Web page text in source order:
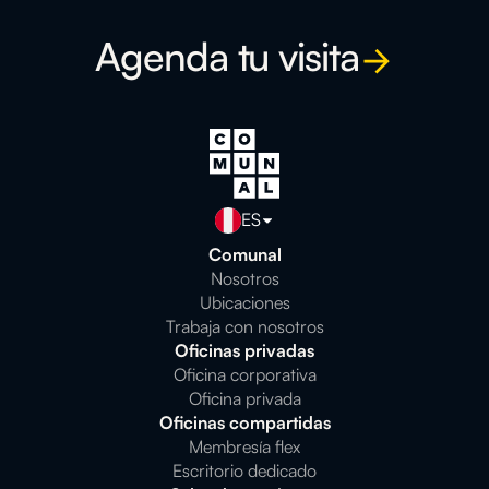
Agenda tu visita
ES
Comunal
Nosotros
Ubicaciones
Trabaja con nosotros
Oficinas privadas
Oficina corporativa
Oficina privada
Oficinas compartidas
Membresía flex
Escritorio dedicado